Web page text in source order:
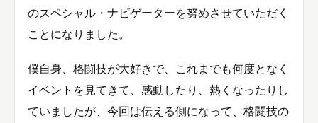
のスペシャル・ナビゲーターを努めさせていただく
ことになりました。
僕自身、格闘技が大好きで、これまでも何度となく
イベントを見てきて、感動したり、熱くなったりし
ていましたが、今回は伝える側になって、格闘技の